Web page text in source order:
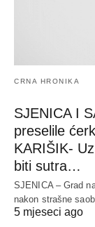
CRNA HRONIKA
SJENICA I
preselile
KARIŠIK-
biti sutra…
SJENICA – Grad
nakon strašne
5 mjeseci ago